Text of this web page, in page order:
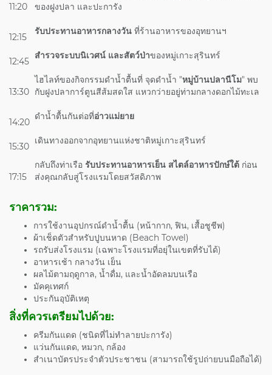
11:20
ของฝูงปลา และปะการัง
12:15
รับประทานอาหารกลางวัน ที่ร้านอาหารของอุทยานฯ
12:45
สำรวจระบบนิเวศน์ และสัตว์ป่าของหมู่เกาะสุรินทร์
13:30
ไฮไลท์ของกิจกรรมดำน้ำตื้นที่ จุดดำน้ำ "หมู่บ้านปลานีโม" พบ
กับฝูงปลาการ์ตูนสีส้มสดใส แหวกว่ายอยู่ท่ามกลางดอกไม้ทะเล
14:20
ดำน้ำตื้นกันต่อที่อ่าวแม่ยาย
15:30
เดินทางออกจากอุทยานแห่งชาติหมู่เกาะสุรินทร์
17:15
กลับถึงท่าเรือ รับประทานอาหารเย็น สไตล์อาหารปักษ์ใต้ ก่อน
ส่งคุณกลับสู่โรงแรมโดยสวัสดิภาพ
ราคารวม:
การใช้งานอุปกรณ์ดำน้ำตื้น (หน้ากาก, ฟิน, เสื้อชูชีพ)
ผ้าเช็ดตัวสำหรับปูบนหาด (Beach Towel)
รถรับส่งโรงแรม (เฉพาะโรงแรมที่อยุ่ในเขตที่รับได้)
อาหารเช้า กลางวัน เย็น
ผลไม้ตามฤดูกาล, น้ำดื่ม, และน้ำอัดลมบนเรือ
มัคคุเทศก์
ประกันอุบัติเหตุ
สิ่งที่ควรเตรียมไปด้วย:
ครีมกันแดด (ชนิดที่ไม่ทำลายปะการัง)
แว่นกันแดด, หมวก, กล้อง
สำเนาบัตรประจำตัวประชาชน (สามารถใช้รูปถ่ายบนมือถือได้)